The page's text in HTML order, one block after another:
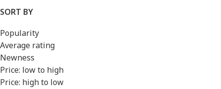
SORT BY
Popularity
Average rating
Newness
Price: low to high
Price: high to low